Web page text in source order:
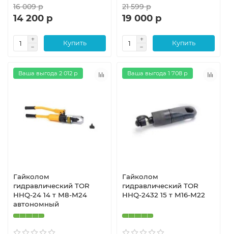
16 009 р
14 200 р
Купить
21 599 р
19 000 р
Купить
Ваша выгода 2 012 р
Гайколом
гидравлический TOR
HHQ-24 14 т М8-М24
автономный
Ваша выгода 1 708 р
Гайколом
гидравлический TOR
HHQ-2432 15 т M16-M22